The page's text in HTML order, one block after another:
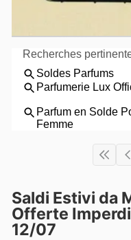
Saldi Estivi da
Offerte
12/07